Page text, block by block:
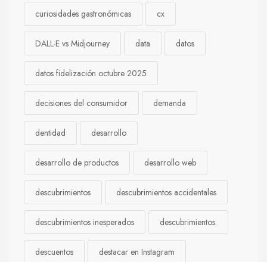
curiosidades gastronómicas cx
DALL·E vs Midjourney data datos
datos fidelización octubre 2025
decisiones del consumidor demanda
dentidad desarrollo
desarrollo de productos desarrollo web
descubrimientos descubrimientos accidentales
descubrimientos inesperados descubrimientos.
descuentos destacar en Instagram